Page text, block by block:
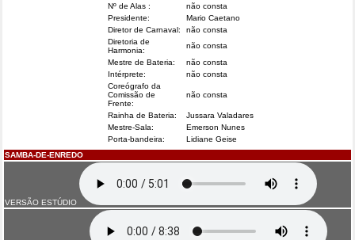
Nº de Alas :
não consta
Presidente:
Mario Caetano
Diretor de Carnaval:
não consta
Diretoria de
Harmonia:
não consta
Mestre de Bateria:
não consta
Intérprete:
não consta
Coreógrafo da
Comissão de
Frente:
não consta
Rainha de Bateria:
Jussara Valadares
Mestre-Sala:
Emerson Nunes
Porta-bandeira:
Lidiane Geise
SAMBA-DE-ENREDO
VERSÃO ESTÚDIO